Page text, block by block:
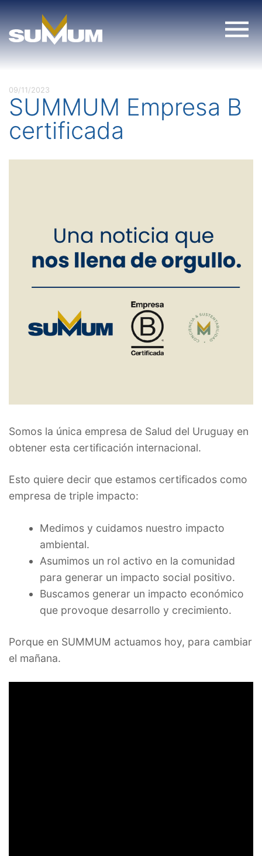
content
09/11/2023
SUMMUM Empresa B
certificada
Somos la única empresa de Salud del Uruguay en
obtener esta certificación internacional.
Esto quiere decir que estamos certificados como
empresa de triple impacto:
Medimos y cuidamos nuestro impacto
ambiental.
Asumimos un rol activo en la comunidad
para generar un impacto social positivo.
Buscamos generar un impacto económico
que provoque desarrollo y crecimiento.
Porque en SUMMUM actuamos hoy, para cambiar
el mañana.